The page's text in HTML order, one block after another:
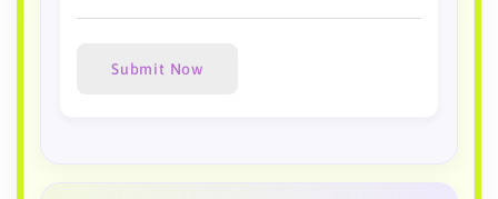
Submit Now